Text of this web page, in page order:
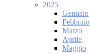
2025
Gennaio
Febbraio
Marzo
Aprile
Maggio